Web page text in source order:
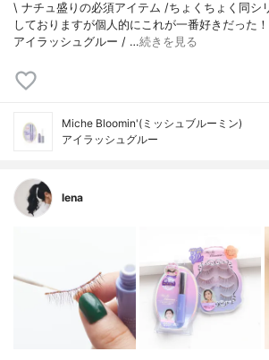
\ ナチュ盛りの必須アイテム /⁡ちょくちょく同シ
しておりますが個人的にこれが一番好きだった
アイラッシュグルー / …続きを見る
Miche Bloomin'(ミッシュブルーミン)
アイラッシュグルー
lena